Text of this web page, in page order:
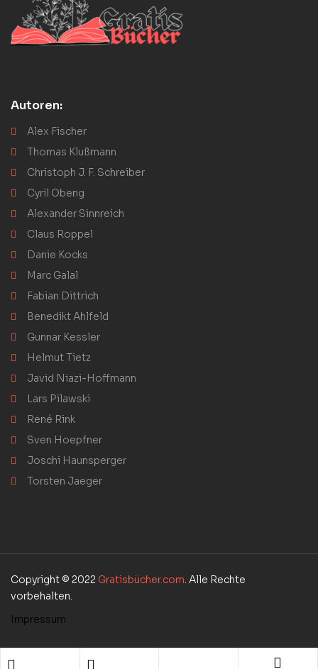
Autoren:
Alex Fischer
Thomas Klußmann
Christoph J. F. Schreiber
Cyril Obeng
Alexander Sinnreich
Claus Roppel
Danie Kocks
Marc Galal
Fabian Dittrich
Benedikt Ahlfeld
Gunnar Kessler
Helmut Tietz
Javid Niazi-Hoffmann
Lars Pilawski
René Rink
Sven Hoepfner
Joschi Haunsperger
Torsten Jaeger
Copyright © 2022 Gratisbücher.com. Alle Rechte
vorbehalten.
Impressum